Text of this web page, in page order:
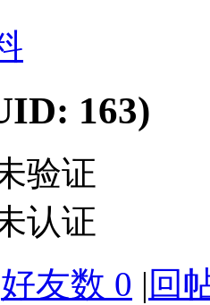
163)
验证
认证
好友数 0 | 回